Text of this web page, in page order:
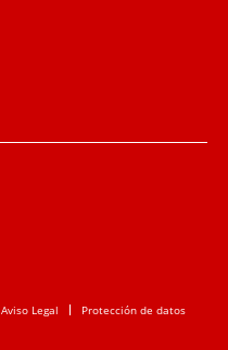
Aviso Legal Protección de datos